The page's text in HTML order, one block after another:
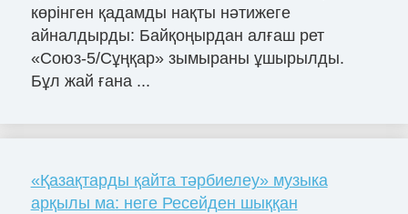
көрінген қадамды нақты нәтижеге
айналдырды: Байқоңырдан алғаш рет
«Союз-5/Сұңқар» зымыраны ұшырылды.
Бұл жай ғана ...
«Қазақтарды қайта тәрбиелеу» музыка
арқылы ма: неге Ресейден шыққан